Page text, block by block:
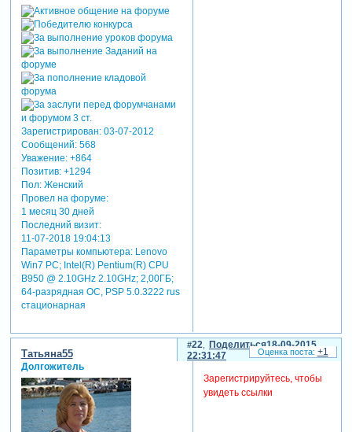
Зарегистрирован: 03-07-2012
Сообщений:568
Уважение: +864
Позитив: +1294
Пол:Женский
Провел на форуме:
1 месяц 30 дней
Последний визит:
11-07-2018 19:04:13
Параметры компьютера:Lenovo
Win7 PC; Intel(R) Pentium(R) CPU
B950 @ 2.10GHz 2.10GHz; 2,00ГБ;
64-разрядная ОС, PSP 5.0.3222 rus
стационарная
Поделиться
22
18-09-2015
22:31:47
Татьяна55
Долгожитель
Зарегистрируйтесь, чтобы
увидеть ссылки
+1